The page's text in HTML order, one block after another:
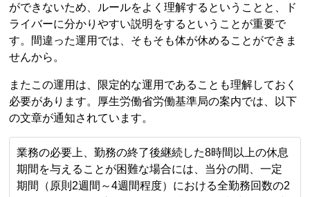
ができないため、ルールをよく理解するということと、ド
ライバーに分かりやすい説明をするということが重要で
す。間違った運用では、そもそも体が休めることができま
せんから。
またこの運用は、限定的な運用であることも理解しておく
必要があります。厚生労働省労働基準局の案内では、以下
の文章が通知されています。
業務の必要上、勤務の終了後継続した8時間以上の休息
期間を与えることが困難な場合には、当分の間、一定
期間（原則2週間～4週間程度）における全勤務回数の2